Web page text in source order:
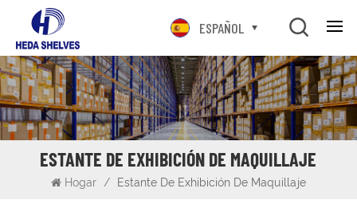
ESPAÑOL
ESTANTE DE EXHIBICIÓN DE MAQUILLAJE
Hogar / Estante De Exhibición De Maquillaje